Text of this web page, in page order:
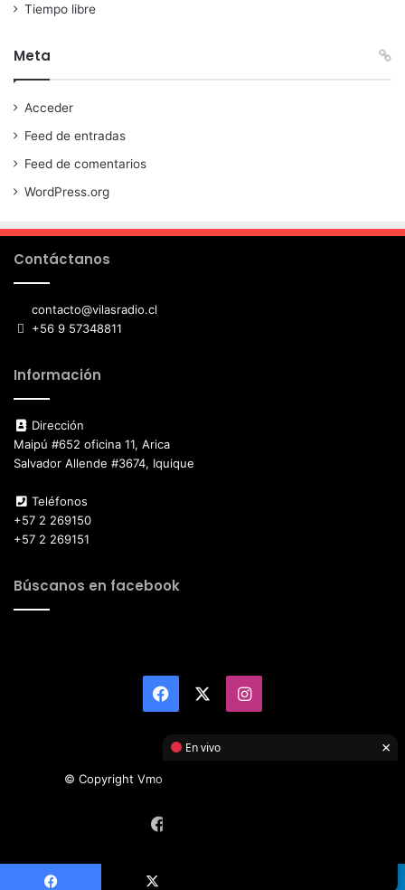
Tiempo libre
Meta
Acceder
Feed de entradas
Feed de comentarios
WordPress.org
Contáctanos
contacto@vilasradio.cl
+56 9 57348811
Información
Dirección
Maipú #652 oficina 11, Arica
Salvador Allende #3674, Iquique
Teléfonos
+57 2 269150
+57 2 269151
Búscanos en facebook
Facebook Instagram
© Copyright Vmotor TI 2026, All Rights Reserved
En vivo ×